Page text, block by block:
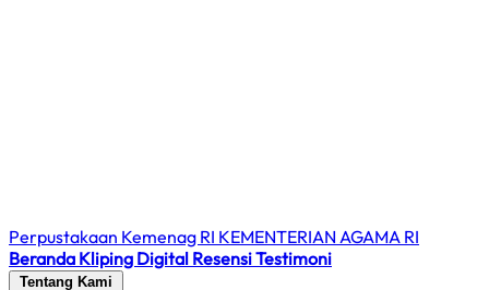
Perpustakaan Kemenag RI KEMENTERIAN AGAMA RI
Beranda Kliping Digital ResensiTestimoni
Tentang Kami